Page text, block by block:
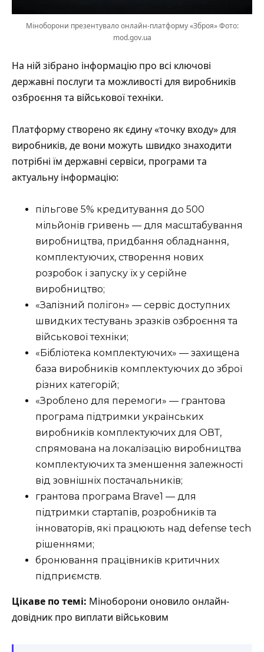
Міноборони презентувало онлайн-платформу «Зброя» Фото:
mod.gov.ua
На ній зібрано інформацію про всі ключові
державні послуги та можливості для виробників
озброєння та військової техніки.
Платформу створено як єдину «точку входу» для
виробників, де вони можуть швидко знаходити
потрібні їм державні сервіси, програми та
актуальну інформацію:
пільгове 5% кредитування до 500
мільйонів гривень — для масштабування
виробництва, придбання обладнання,
комплектуючих, створення нових
розробок і запуску їх у серійне
виробництво;
«Залізний полігон» — сервіс доступних
швидких тестувань зразків озброєння та
військової техніки;
«Бібліотека комплектуючих» — захищена
база виробників комплектуючих до зброї
різних категорій;
«Зроблено для перемоги» — грантова
програма підтримки українських
виробників комплектуючих для ОВТ,
спрямована на локалізацію виробництва
комплектуючих та зменшення залежності
від зовнішніх постачальників;
грантова програма Brave1 — для
підтримки стартапів, розробників та
інноваторів, які працюють над defense tech
рішеннями;
бронювання працівників критичних
підприємств.
Цікаве по темі: Міноборони оновило онлайн-
довідник про виплати військовим